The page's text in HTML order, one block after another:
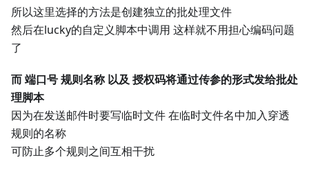
所以这里选择的方法是创建独立的批处理文件
然后在lucky的自定义脚本中调用 这样就不用担心编码问题
了
而 端口号 规则名称 以及 授权码将通过传参的形式发给批处
理脚本
因为在发送邮件时要写临时文件 在临时文件名中加入穿透
规则的名称
可防止多个规则之间互相干扰